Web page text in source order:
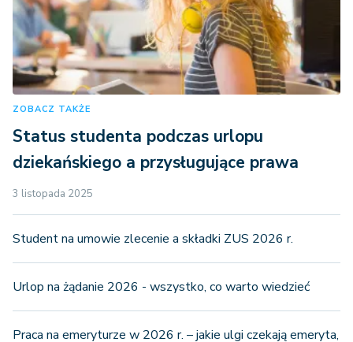
ZOBACZ TAKŻE
Status studenta podczas urlopu
dziekańskiego a przysługujące prawa
3 listopada 2025
Student na umowie zlecenie a składki ZUS 2026 r.
Urlop na żądanie 2026 - wszystko, co warto wiedzieć
Praca na emeryturze w 2026 r. – jakie ulgi czekają emeryta,